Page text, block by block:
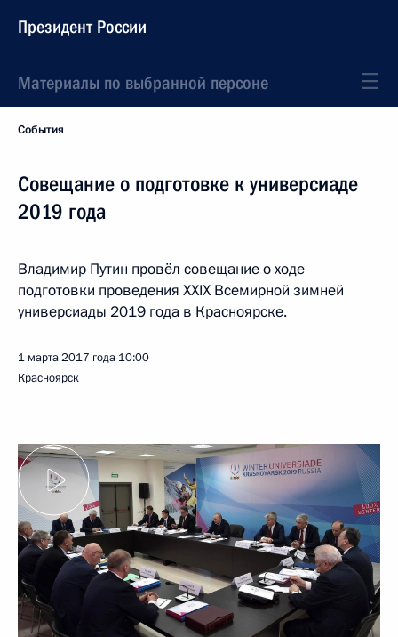
Президент России
Материалы по выбранной персоне
События
Совещание о подготовке к универсиаде
2019 года
Владимир Путин провёл совещание о ходе
подготовки проведения XXIX Всемирной зимней
универсиады 2019 года в Красноярске.
1 марта 2017 года 10:00
Красноярск